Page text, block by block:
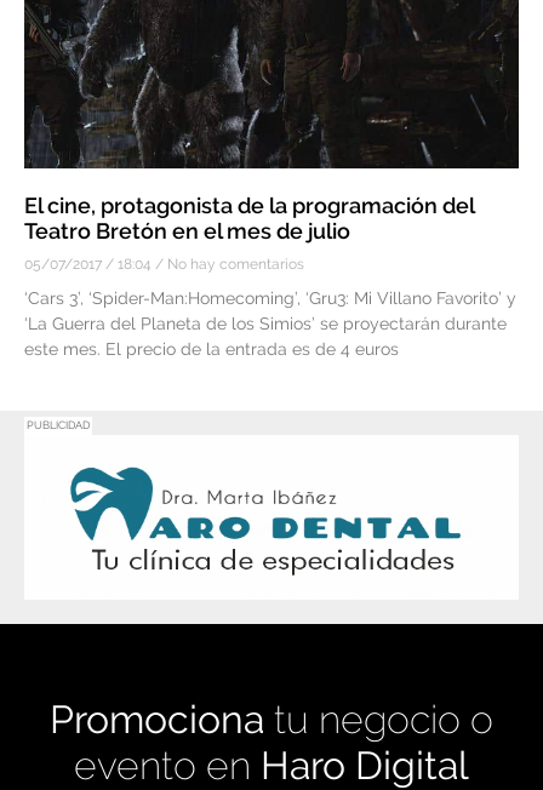
El cine, protagonista de la programación del
Teatro Bretón en el mes de julio
05/07/2017 18:04 No hay comentarios
‘Cars 3’, ‘Spider-Man:Homecoming’, ‘Gru3: Mi Villano Favorito’ y
‘La Guerra del Planeta de los Simios’ se proyectarán durante
este mes. El precio de la entrada es de 4 euros
PUBLICIDAD
Promociona tu negocio o
evento en Haro Digital